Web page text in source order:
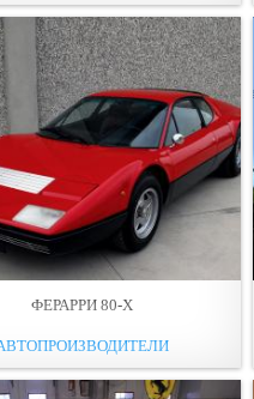
ФЕРАРРИ 80-Х